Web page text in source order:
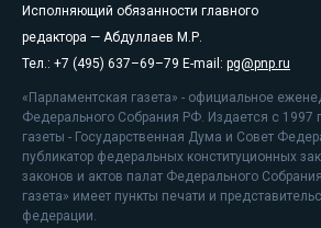
Исполняющий обязанности главного
редактора — Абдуллаев М.Р.
Тел.: +7 (495) 637–69–79 E-mail: pg@pnp.ru
«Парламентская газета» - официальное
Федерального Собрания РФ. Издается с 1997
газеты - Государственная Дума и Совет
публикатор федеральных конституционных
законов и актов палат Федерального
газета» имеет пункты печати и
федерации.